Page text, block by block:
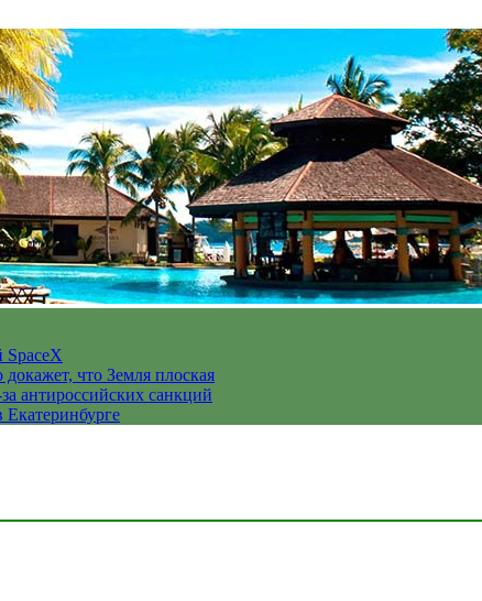
SpaceX
что Земля плоская
антироссийских санкций
Екатеринбурге